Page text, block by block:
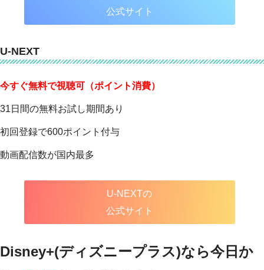
公式サイト
U-NEXT
今すぐ無料で視聴可（ポイント消費）
31日間の無料お試し期間あり
初回登録で600ポイント付与
動画配信数が国内最多
U-NEXTの
公式サイト
Disney+(ディズニープラス)なら今日か